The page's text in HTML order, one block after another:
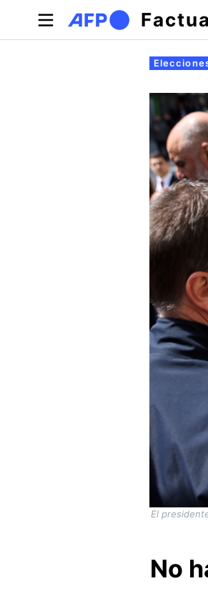
Pasar al contenido principal
Solapas
El
No